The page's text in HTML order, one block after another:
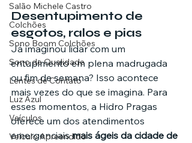
Salão Michele Castro
Colchões
Sono Boom Colchões
Sono de Qualidade
Lentes de Contato
Luz Azul
Veículos
Veículo Apreendido
Desentupimento de
esgotos, ralos e pias
Já imaginou lidar com um
entupimento em plena madrugada
ou fim de semana? Isso acontece
mais vezes do que se imagina. Para
esses momentos, a Hidro Pragas
oferece um dos atendimentos
emergenciais mais ágeis da cidade de